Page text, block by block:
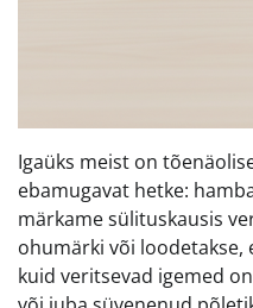
Igaüks meist on
ebamugavat hetke:
märkame sülituskausis
ohumärki või loodetakse,
kuid veritsevad igemed